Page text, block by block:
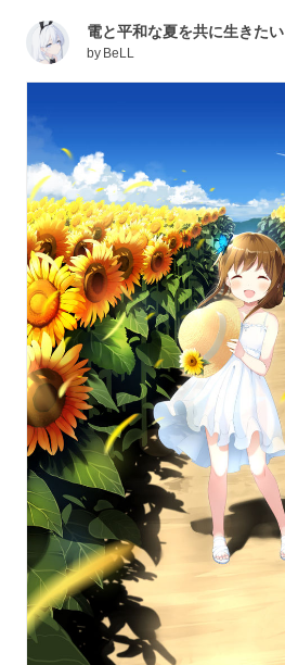
電と平和な夏を共に生きたい
by BeLL